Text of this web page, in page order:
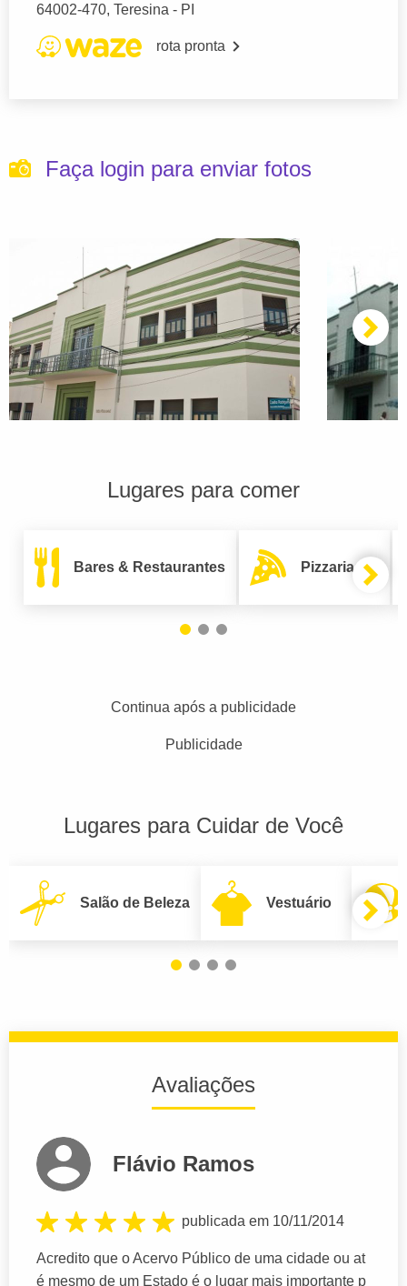
64002-470, Teresina - PI
rota pronta
Faça login para enviar fotos
Lugares para comer
Bares & Restaurantes Pizzarias
Continua após a publicidade
Publicidade
Lugares para Cuidar de Você
Salão de Beleza Vestuário
Avaliações
Flávio Ramos
publicada em 10/11/2014
Acredito que o Acervo Público de uma cidade ou at
é mesmo de um Estado é o lugar mais importante p